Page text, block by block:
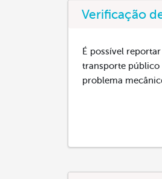
Verificação
É possível
transporte público
problema